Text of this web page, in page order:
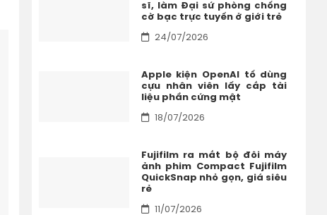
sĩ, làm Đại sứ phòng chống
cờ bạc trực tuyến ở giới trẻ
24/07/2026
Apple kiện OpenAI tố dùng
cựu nhân viên lấy cắp tài
liệu phần cứng mật
18/07/2026
Fujifilm ra mắt bộ đôi máy
ảnh phim Compact Fujifilm
QuickSnap nhỏ gọn, giá siêu
rẻ
11/07/2026